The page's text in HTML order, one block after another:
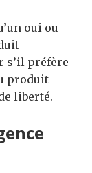
oui ou
s’il préfère
produit
liberté.